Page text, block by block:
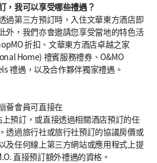
，我可以享受哪些禮遇？
過第三方預訂時，入住文華東方酒店即
外，我們亦會邀請您享受當地的特色活
折扣、文華東方酒店卓越之家
Home) 禮賓服務禮券、O&MO
禮遇，以及合作夥伴獨家禮遇。
薈會員可直接在
預訂，或直接透過相關酒店預訂的任
透過旅行社或旅行社預訂的協議房價或
及任何線上第三方網站或應用程式上提
直接預訂額外禮遇的資格。